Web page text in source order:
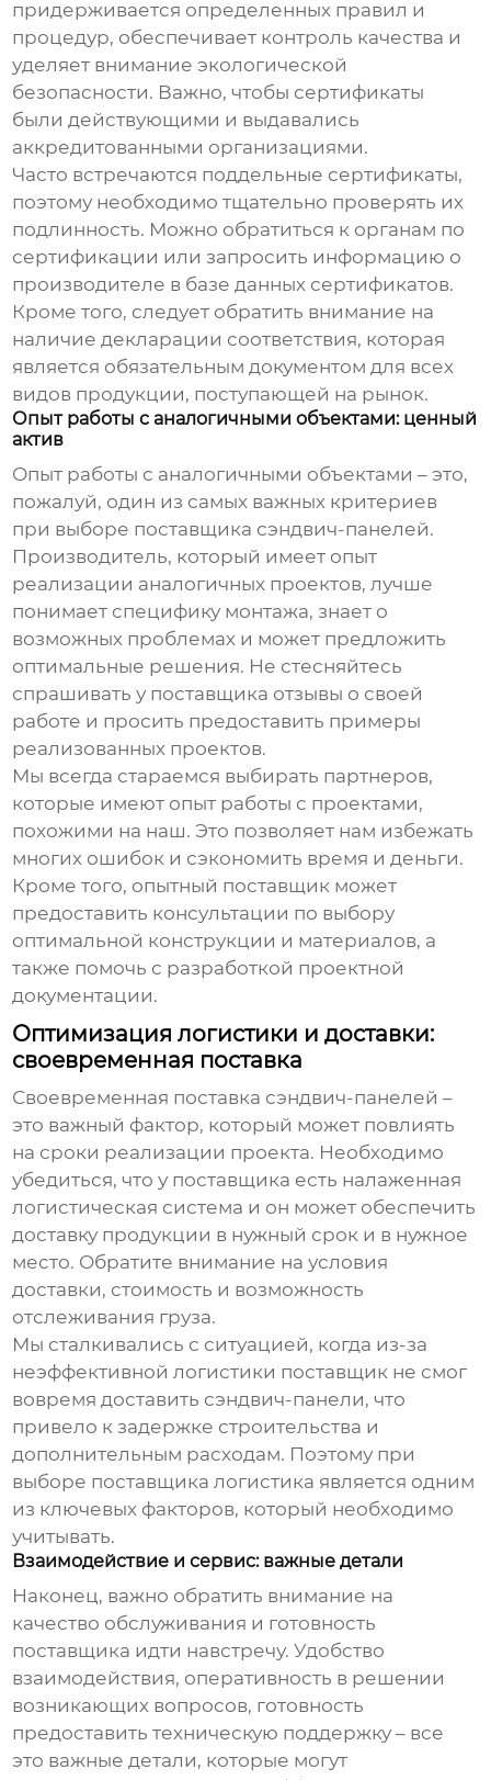
придерживается определенных правил и
процедур, обеспечивает контроль качества и
уделяет внимание экологической
безопасности. Важно, чтобы сертификаты
были действующими и выдавались
аккредитованными организациями.
Часто встречаются поддельные сертификаты,
поэтому необходимо тщательно проверять их
подлинность. Можно обратиться к органам по
сертификации или запросить информацию о
производителе в базе данных сертификатов.
Кроме того, следует обратить внимание на
наличие декларации соответствия, которая
является обязательным документом для всех
видов продукции, поступающей на рынок.
Опыт работы с аналогичными объектами: ценный
актив
Опыт работы с аналогичными объектами – это,
пожалуй, один из самых важных критериев
при выборе поставщика сэндвич-панелей.
Производитель, который имеет опыт
реализации аналогичных проектов, лучше
понимает специфику монтажа, знает о
возможных проблемах и может предложить
оптимальные решения. Не стесняйтесь
спрашивать у поставщика отзывы о своей
работе и просить предоставить примеры
реализованных проектов.
Мы всегда стараемся выбирать партнеров,
которые имеют опыт работы с проектами,
похожими на наш. Это позволяет нам избежать
многих ошибок и сэкономить время и деньги.
Кроме того, опытный поставщик может
предоставить консультации по выбору
оптимальной конструкции и материалов, а
также помочь с разработкой проектной
документации.
Оптимизация логистики и доставки:
своевременная поставка
Своевременная поставка сэндвич-панелей –
это важный фактор, который может повлиять
на сроки реализации проекта. Необходимо
убедиться, что у поставщика есть налаженная
логистическая система и он может обеспечить
доставку продукции в нужный срок и в нужное
место. Обратите внимание на условия
доставки, стоимость и возможность
отслеживания груза.
Мы сталкивались с ситуацией, когда из-за
неэффективной логистики поставщик не смог
вовремя доставить сэндвич-панели, что
привело к задержке строительства и
дополнительным расходам. Поэтому при
выборе поставщика логистика является одним
из ключевых факторов, который необходимо
учитывать.
Взаимодействие и сервис: важные детали
Наконец, важно обратить внимание на
качество обслуживания и готовность
поставщика идти навстречу. Удобство
взаимодействия, оперативность в решении
возникающих вопросов, готовность
предоставить техническую поддержку – все
это важные детали, которые могут